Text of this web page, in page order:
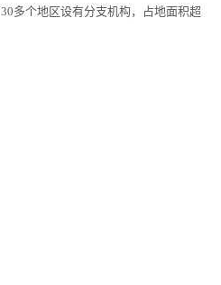
30多个地区设有分支机构，占地面积超